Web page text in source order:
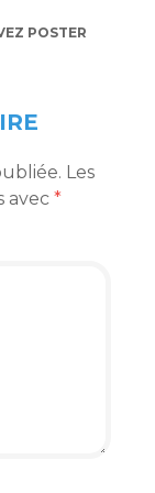
POSTER
Les
avec *